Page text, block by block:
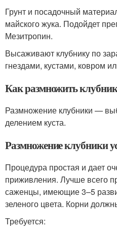
Грунт и посадочный
майского жука. Подойдет
Мезитропин.
Высаживают клубнику по
гнездами, кустами, ковром
Как размножить
Размножение клубники —
делением куста.
Размножение клубники
Процедура простая и дает
приживления. Лучше всего
саженцы, имеющие 3–5
зеленого цвета. Корни
Требуется: